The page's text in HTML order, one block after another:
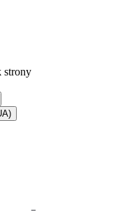
się w nowej karcie
strony